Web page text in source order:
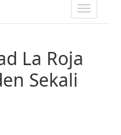
TOGGLE
La Roja
Sekali